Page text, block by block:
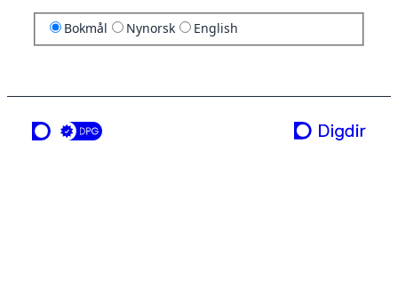
Bokmål Nynorsk English